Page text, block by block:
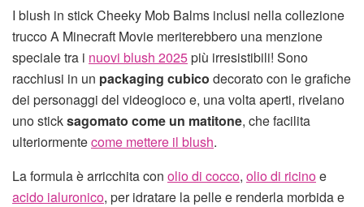
I blush in stick Cheeky Mob Balms inclusi nella collezione
trucco A Minecraft Movie meriterebbero una menzione
speciale tra i nuovi blush 2025più irresistibili! Sono
racchiusi in un packaging cubico decorato con le grafiche
dei personaggi del videogioco e, una volta aperti, rivelano
uno sticksagomato come un matitone, che facilita
ulteriormentecome mettere il blush.
La formula è arricchita con olio di cocco, olio di ricinoe
acido ialuronico, per idratare la pelle e renderla morbida e